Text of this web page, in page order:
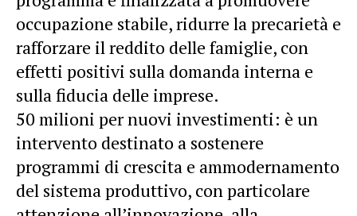
occupazione stabile, ridurre la precarietà e
rafforzare il reddito delle famiglie, con
effetti positivi sulla domanda interna e
sulla fiducia delle imprese.
50 milioni per nuovi investimenti: è un
intervento destinato a sostenere
programmi di crescita e ammodernamento
del sistema produttivo, con particolare